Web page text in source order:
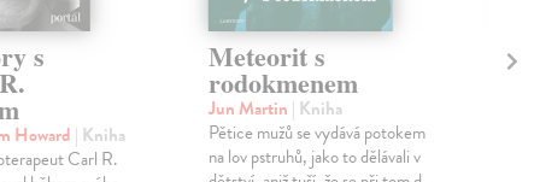
s
Howard | Kniha
Carl R.
Meteorit s
rodokmenem
Jun Martin | Kniha
Pětice mužů se vydává potokem
na lov pstruhů, jako to dělávali v